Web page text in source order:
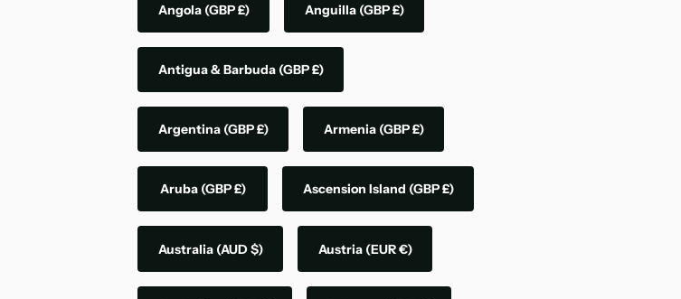
Angola (GBP £) Anguilla (GBP £)
Antigua & Barbuda (GBP £)
Argentina (GBP £) Armenia (GBP £)
Aruba (GBP £) Ascension Island (GBP £)
Australia (AUD $) Austria (EUR €)